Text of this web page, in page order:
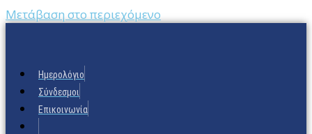
Μετάβαση στο περιεχόμενο
Ημερολόγιο
Σύνδεσμοι
Επικοινωνία